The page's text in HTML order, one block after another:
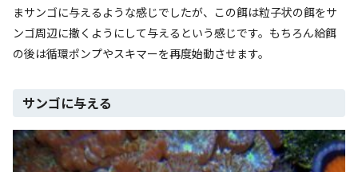
まサンゴに与えるような感じでしたが、この餌は粒子状の餌をサ
ンゴ周辺に撒くようにして与えるという感じです。もちろん給餌
の後は循環ポンプやスキマーを再度始動させます。
サンゴに与える